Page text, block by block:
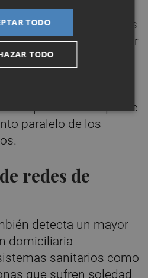
que "estos
la idea de que las
al médico menos por
que para tener a
una circunstancia
qué aumenta la
primaria sin que se
paralelo de los
redes de
detecta un mayor
domiciliaria
sanitarios como
que sufren soledad
TODO
TODO